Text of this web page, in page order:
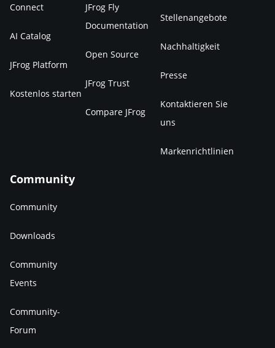
Connect
AI Catalog
JFrog Platform
Kostenlos starten
JFrog Fly
Documentation
Open Source
JFrog Trust
Compare JFrog
Stellenangebote
Nachhaltigkeit
Presse
Kontaktieren Sie
uns
Markenrichtlinien
Community
Community
Downloads
Community
Events
Community-
Forum